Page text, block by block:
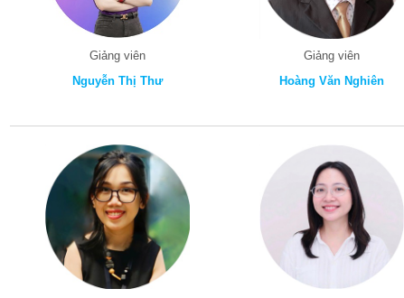
Giảng viên
Nguyễn Thị Thư
Giảng viên
Hoàng Văn Nghiên